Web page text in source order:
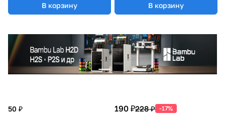
В корзину В корзину
50 ₽ 190 ₽228 ₽ -17%